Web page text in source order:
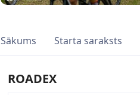
Sākums Starta saraksts
ROADEX